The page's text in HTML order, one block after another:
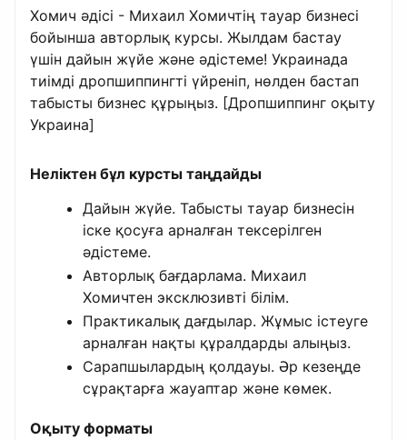
Хомич әдісі - Михаил Хомичтің тауар бизнесі
бойынша авторлық курсы. Жылдам бастау
үшін дайын жүйе және әдістеме! Украинада
тиімді дропшиппингті үйреніп, нөлден бастап
табысты бизнес құрыңыз. [Дропшиппинг оқыту
Украина]
Неліктен бұл курсты таңдайды
Дайын жүйе. Табысты тауар бизнесін
іске қосуға арналған тексерілген
әдістеме.
Авторлық бағдарлама. Михаил
Хомичтен эксклюзивті білім.
Практикалық дағдылар. Жұмыс істеуге
арналған нақты құралдарды алыңыз.
Сарапшылардың қолдауы. Әр кезеңде
сұрақтарға жауаптар және көмек.
Оқыту форматы